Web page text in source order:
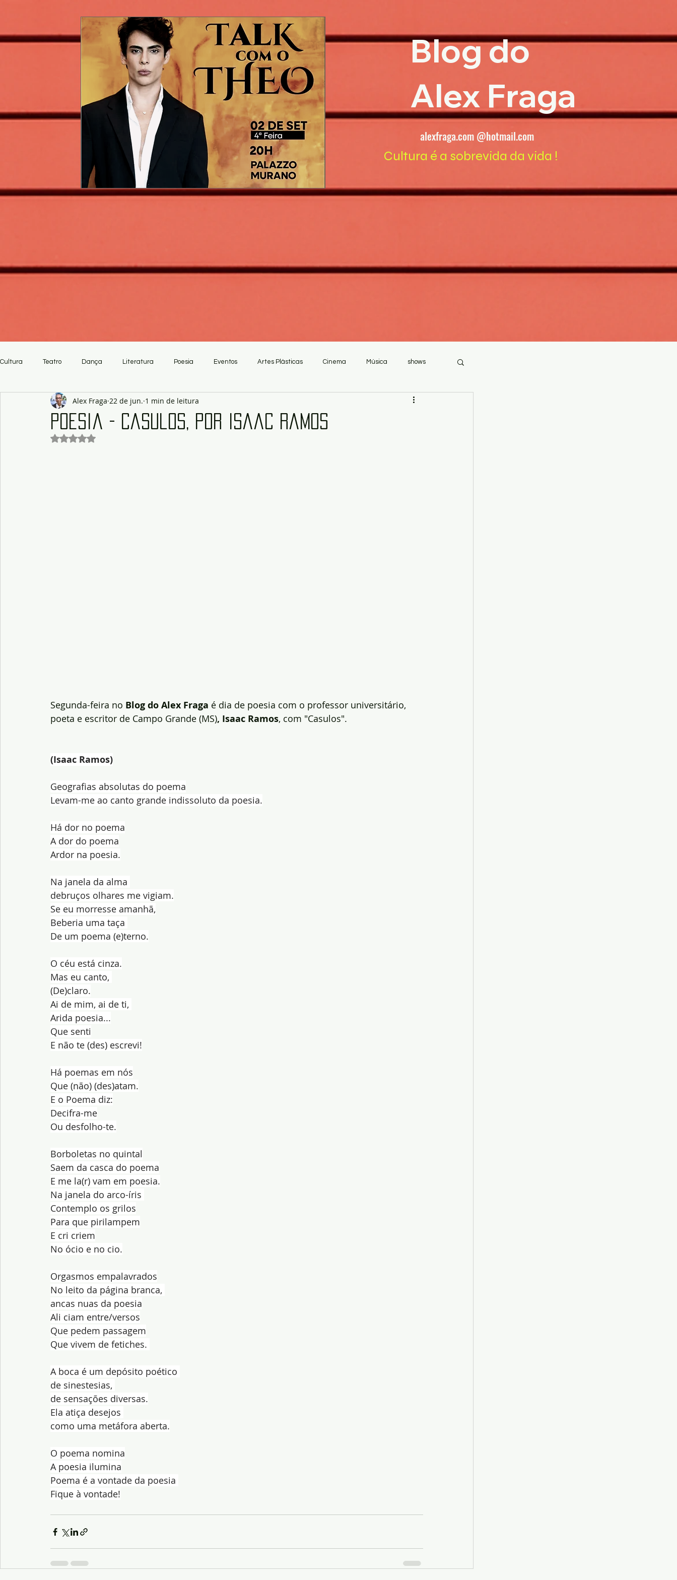
Blog do
Alex Fraga
alexfraga.com @hotmail.com
Cultura é a sobrevida da vida !
Cultura Teatro Dança Literatura Poesia Eventos Artes Plásticas Cinema Música shows
Artesanato
Poesia - Casulos, por Isaac Ramos
Alex Fraga 22 de jun. 1 min de leitura
Avaliado com NaN de 5 estrelas.
Segunda-feira no Blog do Alex Fraga é dia de poesia com o professor universitário,
poeta e escritor de Campo Grande (MS), Isaac Ramos, com "Casulos".
(Isaac Ramos)
Geografias absolutas do poema
Levam-me ao canto grande indissoluto da poesia.
Há dor no poema
A dor do poema
Ardor na poesia.
Na janela da alma
debruços olhares me vigiam.
Se eu morresse amanhã,
Beberia uma taça
De um poema (e)terno.
O céu está cinza.
Mas eu canto,
(De)claro.
Ai de mim, ai de ti,
Arida poesia...
Que senti
E não te (des) escrevi!
Há poemas em nós
Que (não) (des)atam.
E o Poema diz:
Decifra-me
Ou desfolho-te.
Borboletas no quintal
Saem da casca do poema
E me la(r) vam em poesia.
Na janela do arco-íris
Contemplo os grilos
Para que pirilampem
E cri criem
No ócio e no cio.
Orgasmos empalavrados
No leito da página branca,
ancas nuas da poesia
Ali ciam entre/versos
Que pedem passagem
Que vivem de fetiches.
A boca é um depósito poético
de sinestesias,
de sensações diversas.
Ela atiça desejos
como uma metáfora aberta.
O poema nomina
A poesia ilumina
Poema é a vontade da poesia
Fique à vontade!